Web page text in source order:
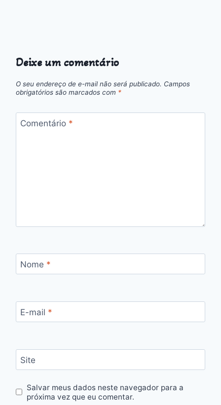
Deixe um comentário
O seu endereço de e-mail não será publicado. Campos
obrigatórios são marcados com *
Comentário *
Nome *
E-mail *
Site
Salvar meus dados neste navegador para a
próxima vez que eu comentar.